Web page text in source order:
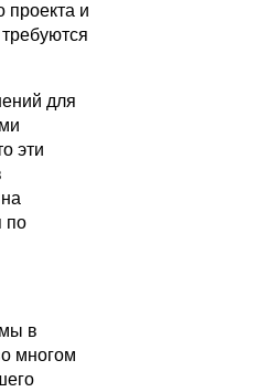
проекта и
для
эти
по
в
многом